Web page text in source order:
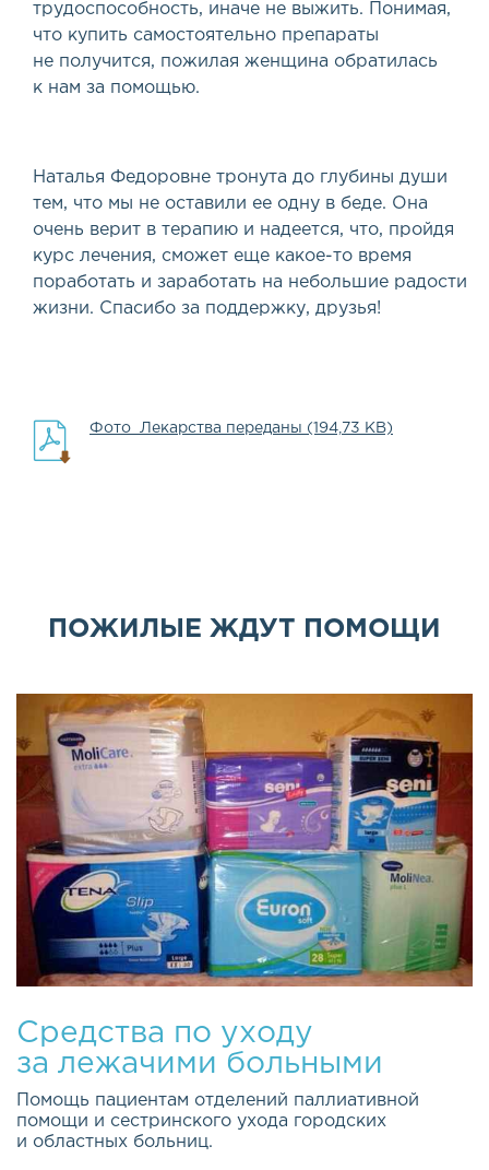
трудоспособность, иначе не выжить. Понимая,
что купить самостоятельно препараты
не получится, пожилая женщина обратилась
к нам за помощью.
Наталья Федоровне тронута до глубины души
тем, что мы не оставили ее одну в беде. Она
очень верит в терапию и надеется, что, пройдя
курс лечения, сможет еще какое-то время
поработать и заработать на небольшие радости
жизни. Спасибо за поддержку, друзья!
Фото_Лекарства переданы (194,73 KB)
ПОЖИЛЫЕ ЖДУТ ПОМОЩИ
Средства по уходу
за лежачими больными
Помощь пациентам отделений паллиативной
помощи и сестринского ухода городских
и областных больниц.